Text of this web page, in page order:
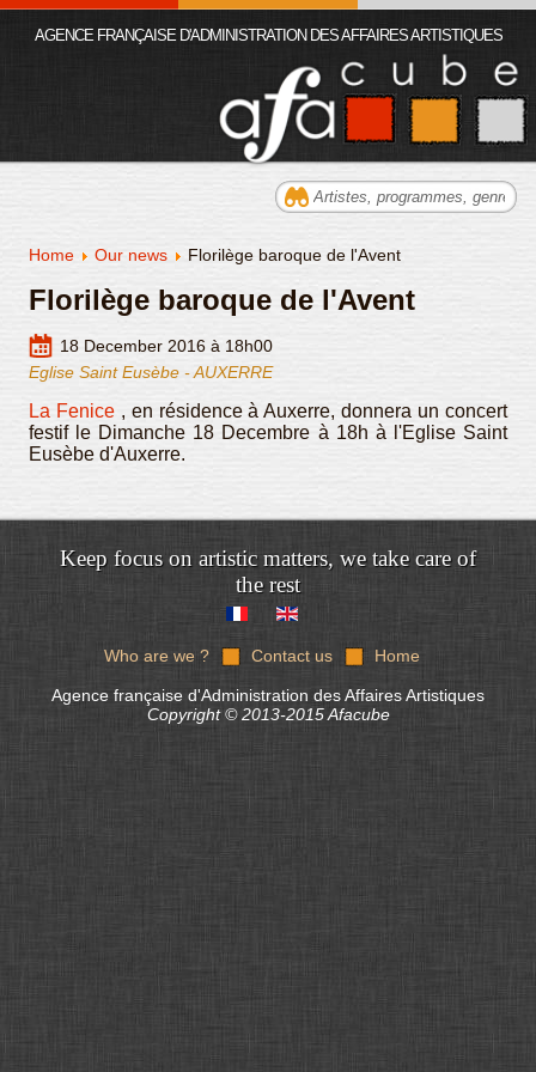
Home Our news Florilège baroque de l'Avent
Florilège baroque de l'Avent
18 December 2016 à 18h00
Eglise Saint Eusèbe - AUXERRE
La Fenice, en résidence à Auxerre, donnera un concert
festif le Dimanche 18 Decembre à 18h à l'Eglise Saint
Eusèbe d'Auxerre.
AGENCE FRANÇAISE D'ADMINISTRATION DES AFFAIRES ARTISTIQUES
Keep focus on artistic matters, we take care of
the rest
Who are we ? Contact us Home
Agence française d'Administration des Affaires Artistiques
Copyright © 2013-2015 Afacube